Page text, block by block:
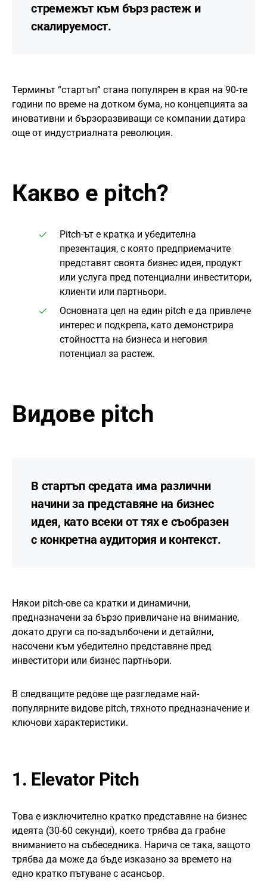
стремежът към бърз растеж и
скалируемост.
Терминът “стартъп” стана популярен в края на 90-те
години по време на дотком бума, но концепцията за
иновативни и бързоразвиващи се компании датира
още от индустриалната революция.
Какво е pitch?
Pitch-ът е кратка и убедителна
презентация, с която предприемачите
представят своята бизнес идея, продукт
или услуга пред потенциални инвеститори,
клиенти или партньори.
Основната цел на един pitch е да привлече
интерес и подкрепа, като демонстрира
стойността на бизнеса и неговия
потенциал за растеж.
Видове pitch
В стартъп средата има различни
начини за представяне на бизнес
идея, като всеки от тях е съобразен
с конкретна аудитория и контекст.
Някои pitch-ове са кратки и динамични,
предназначени за бързо привличане на внимание,
докато други са по-задълбочени и детайлни,
насочени към убедително представяне пред
инвеститори или бизнес партньори.
В следващите редове ще разгледаме най-
популярните видове pitch, тяхното предназначение и
ключови характеристики.
1. Elevator Pitch
Това е изключително кратко представяне на бизнес
идеята (30-60 секунди), което трябва да грабне
вниманието на събеседника. Нарича се така, защото
трябва да може да бъде изказано за времето на
едно кратко пътуване с асансьор.